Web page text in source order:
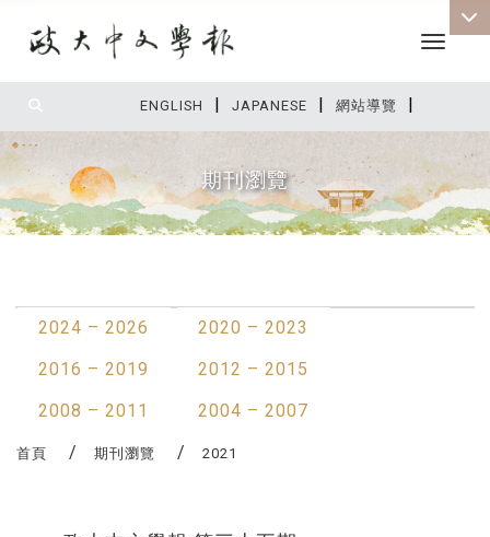
ENGLISH | JAPANESE | 網站導覽 |
Toggle
期刊瀏覽
2024 – 2026
2020 – 2023
2016 – 2019
2012 – 2015
2008 – 2011
2004 – 2007
首頁 期刊瀏覽 2021